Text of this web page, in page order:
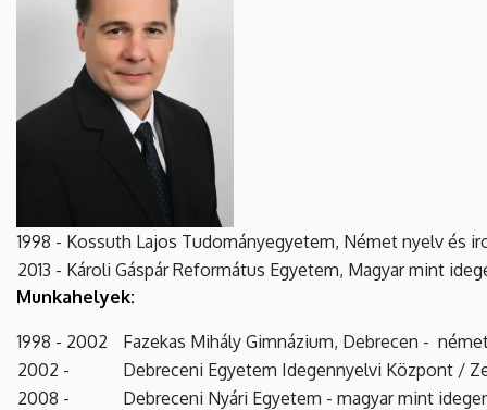
1998 - Kossuth Lajos Tudományegyetem, Német nyelv és
2013 - Károli Gáspár Református Egyetem, Magyar mint
Munkahelyek:
1998 - 2002
Fazekas Mihály Gimnázium, Debrecen -
2002 -
Debreceni Egyetem Idegennyelvi Központ /
2008 -
Debreceni Nyári Egyetem - magyar mint